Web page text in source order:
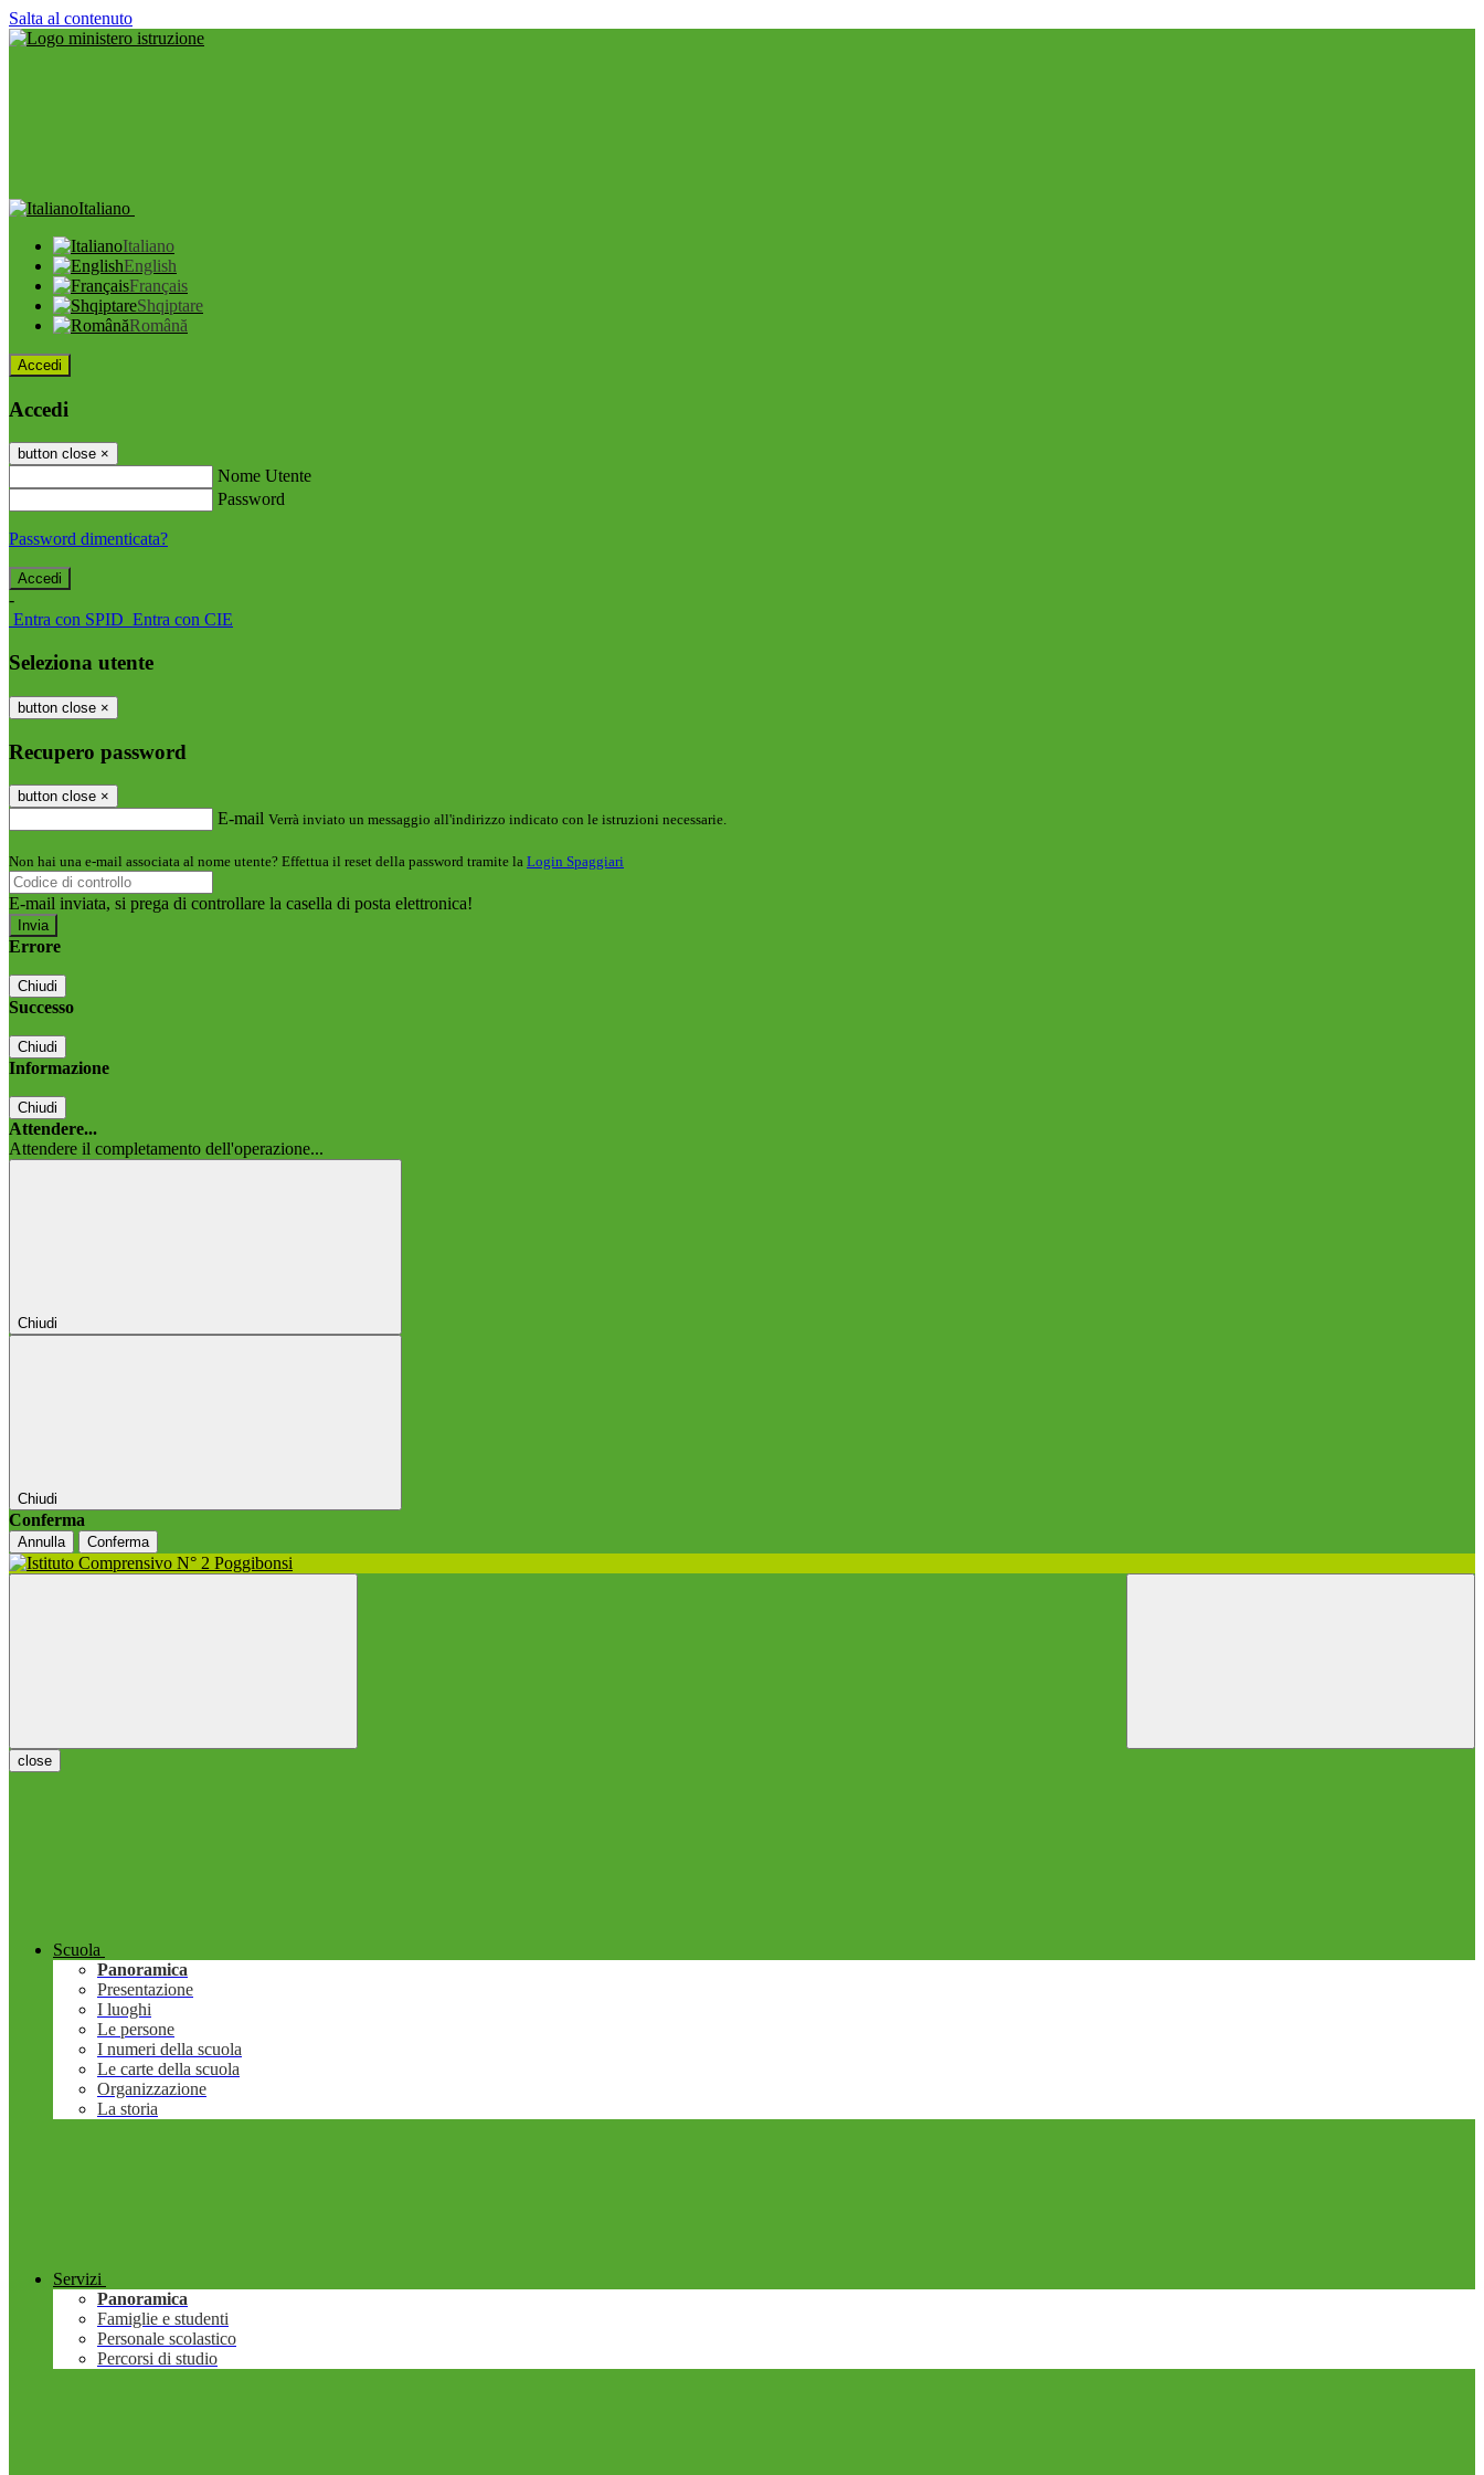
Salta al contenuto
Italiano
Italiano
English
Français
Shqiptare
Română
Accedi
Accedi
button close ×
Nome Utente
Password
Password dimenticata?
-
Entra con SPID Entra con CIE
Seleziona utente
button close ×
Recupero password
button close ×
E-mail Verrà inviato un messaggio all'indirizzo indicato con le istruzioni necessarie.
Non hai una e-mail associata al nome utente? Effettua il reset della password tramite la Login Spaggiari
E-mail inviata, si prega di controllare la casella di posta elettronica!
Errore
Chiudi
Successo
Chiudi
Informazione
Chiudi
Attendere...
Attendere il completamento dell'operazione...
Chiudi
Chiudi
Conferma
Annulla Conferma
close
Scuola
Panoramica
Presentazione
I luoghi
Le persone
I numeri della scuola
Le carte della scuola
Organizzazione
La storia
Servizi
Panoramica
Famiglie e studenti
Personale scolastico
Percorsi di studio